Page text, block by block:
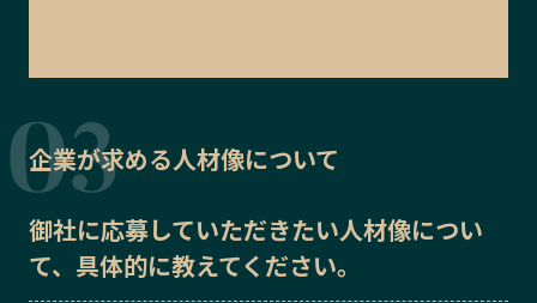
企業が求める人材像について
御社に応募していただきたい人材像につい
て、具体的に教えてください。